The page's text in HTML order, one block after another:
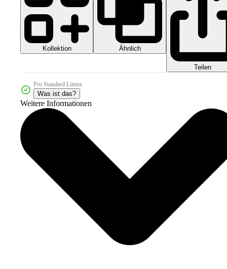
Kollektion Ähnlich
Teilen
Pro Standard Lizenz
Was ist das?
Weitere Informationen